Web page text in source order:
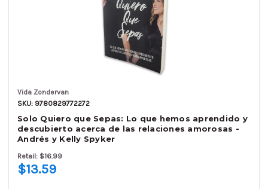
Vida Zondervan
SKU: 9780829772272
Solo Quiero que Sepas: Lo que hemos aprendido y
descubierto acerca de las relaciones amorosas -
Andrés y Kelly Spyker
Retail: $16.99
$13.59